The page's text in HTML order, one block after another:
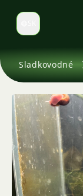
Prepnúť jazyk
Sladkovodné